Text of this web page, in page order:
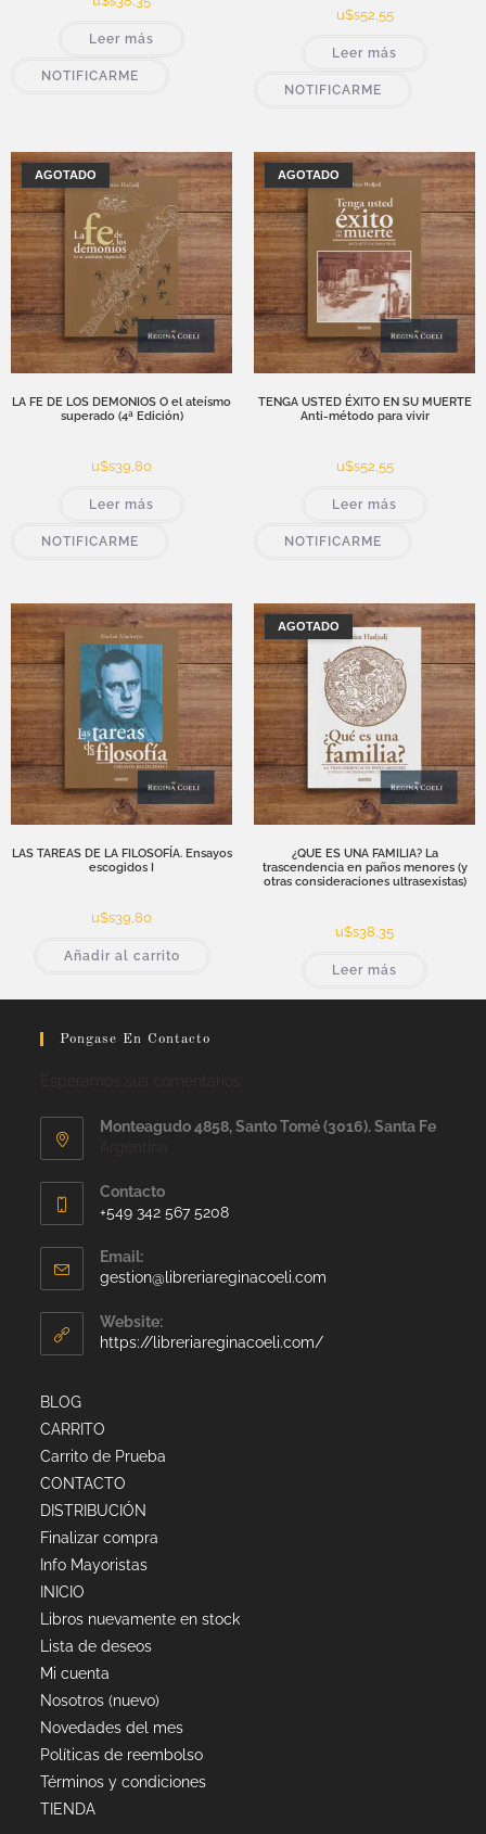
Leer más
NOTIFICARME
u$s52,55
Leer más
NOTIFICARME
AGOTADO
LA FE DE LOS DEMONIOS O el ateísmo
superado (4ª Edición)
u$s39,80
Leer más
NOTIFICARME
AGOTADO
TENGA USTED ÉXITO EN SU MUERTE
Anti-método para vivir
u$s52,55
Leer más
NOTIFICARME
LAS TAREAS DE LA FILOSOFÍA. Ensayos
escogidos I
u$s39,80
Añadir al carrito
AGOTADO
¿QUE ES UNA FAMILIA? La
trascendencia en paños menores (y
otras consideraciones ultrasexistas)
u$s38,35
Leer más
Pongase En Contacto
Monteagudo 4858, Santo Tomé (3016). Santa Fe
Contacto
+549 342 567 5208
Email:
gestion@libreriareginacoeli.com
Website:
https://libreriareginacoeli.com/
BLOG
CARRITO
Carrito de Prueba
CONTACTO
DISTRIBUCIÓN
Finalizar compra
Info Mayoristas
INICIO
Libros nuevamente en stock
Lista de deseos
Mi cuenta
Nosotros (nuevo)
Novedades del mes
Políticas de reembolso
Términos y condiciones
TIENDA